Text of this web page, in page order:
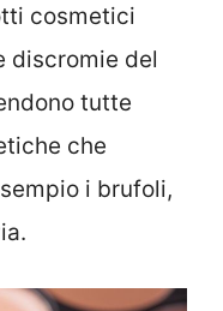
cosmetici
discromie del
tutte
che
i brufoli,